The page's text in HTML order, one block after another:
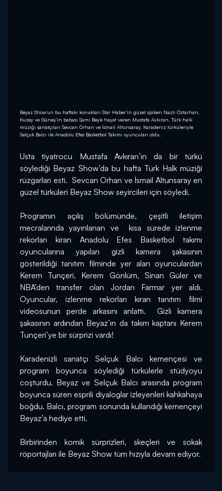
Beyaz Show’un bu haftaki konukları Star Haber’in güzel spikeri Nazlı Öztarhan,
Kuzey ve Güney’in babası Sami Bey’e hayat veren Mustafa Avkıran, Türk halk
müziği sanatçıları Sevcan Orhan ve İsmail Altunsaray, Karadeniz türküleriyle
Selçuk Balcı ile Anadolu Efes Basketbol Takımı oyuncuları oldu.
Usta tiyatrocu Mustafa Avkıran’ın da bir türkü
söylediği Beyaz Show’da bu hafta Türk Halk müziği
rüzgarları esti.  Sevcan Orhan ve İsmail Altunsaray en
güzel türküleri Beyaz Show seyircileri için söyledi.
Programın açılış bölümünde, çeşitli iletişim
mecralarında yayınlanan ve  kısa sürede izlenme
rekorları kıran Anadolu Efes Basketbol takımı
oyuncularına yapılan gizli kamera şakasının
gösterildiği tanıtım filminde yer alan oyunculardan
Kerem Tunçeri, Kerem Gönlüm, Sinan Güler ve
NBA’den transfer olan Jordan Farmar yer aldı.
Oyuncular, izlenme rekorları kıran tanıtım filmi
videosunun perde arkasını anlattı.  Gizli kamera
şakasının ardından Beyaz’ın da takım kaptanı Kerem
Tunçeri’ye bir sürprizi vardı!
Karadenizli sanatçı Selçuk Balcı kemençesi ve
program boyunca söylediği türkülerle stüdyoyu
coşturdu. Beyaz ve Selçuk Balcı arasında program
boyunca süren esprili diyaloglar izleyenleri kahkahaya
boğdu. Balcı, program sonunda kullandığı kemençeyi
Beyaz’a hediye etti.
Birbirinden komik sürprizleri, skeçleri ve sokak
röportajları ile Beyaz Show tüm hızıyla devam ediyor.